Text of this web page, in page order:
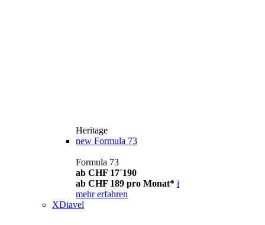
Heritage
new Formula 73
Formula 73
ab CHF 17´190
ab CHF 189 pro Monat* i
mehr erfahren
XDiavel